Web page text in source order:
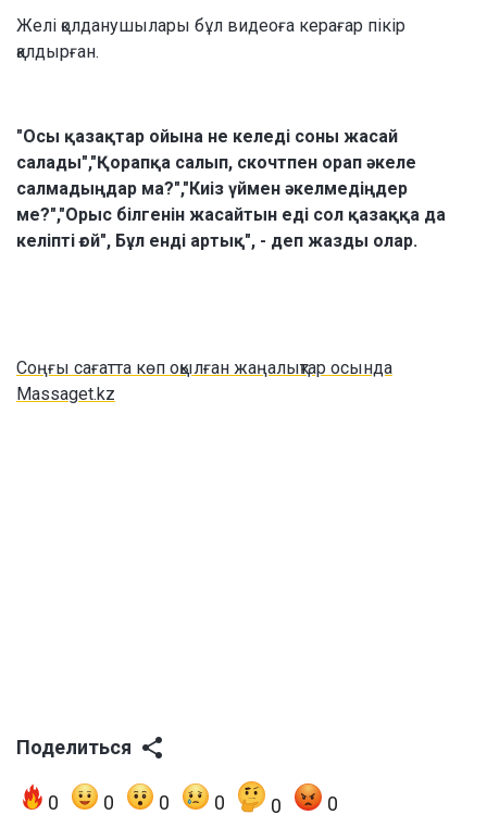
Желі қолданушылары бұл видеоға керағар пікір
қалдырған.
"Осы қазақтар ойына не келеді соны жасай
салады","Қорапқа салып, скочтпен орап әкеле
салмадыңдар ма?","Киіз үймен әкелмедіңдер
ме?","Орыс білгенін жасайтын еді сол қазаққа да
келіпті ғой", Бұл енді артық", - деп жазды олар.
Соңғы сағатта көп оқылған жаңалықтар осында
Massaget.kz
Поделиться
0 0 0 0 0 0